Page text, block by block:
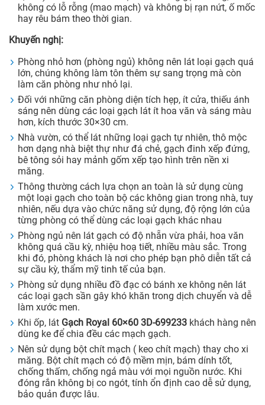
không có lỗ rỗng (mao mạch) và không bị rạn nứt, ố mốc
hay rêu bám theo thời gian.
Khuyến nghị:
Phòng nhỏ hơn (phòng ngủ) không nên lát loại gạch quá
lớn, chúng không làm tôn thêm sự sang trọng mà còn
làm căn phòng như nhỏ lại.
Đối với những căn phòng diện tích hẹp, ít cửa, thiếu ánh
sáng nên dùng các loại gạch lát ít hoa văn và sáng màu
hơn, kích thước 30×30 cm.
Nhà vườn, có thể lát những loại gạch tự nhiên, thô mộc
hơn dạng nhà biệt thự như đá chẻ, gạch đinh xếp đứng,
bê tông sỏi hay mảnh gốm xếp tạo hình trên nền xi
măng.
Thông thường cách lựa chọn an toàn là sử dụng cùng
một loại gạch cho toàn bộ các không gian trong nhà, tuy
nhiên, nếu dựa vào chức năng sử dụng, độ rộng lớn của
từng phòng có thể dùng các loại gạch khác nhau
Phòng ngủ nên lát gạch có độ nhẵn vừa phải, hoa văn
không quá cầu kỳ, nhiệu hoạ tiết, nhiều màu sắc. Trong
khi đó, phòng khách là nơi cho phép bạn phô diễn tất cả
sự cầu kỳ, thẩm mỹ tinh tế của bạn.
Phòng sử dụng nhiều đồ đạc có bánh xe không nên lát
các loại gạch sần gây khó khăn trong dịch chuyển và dễ
làm xước men.
Khi ốp, lát Gạch Royal 60×60 3D-699233 khách hàng nên
dùng ke để chia đều các mạch gạch.
Nên sử dụng bột chít mạch ( keo chít mạch) thay cho xi
măng. Bột chít mạch có độ mềm mịn, bám dính tốt,
chống thấm, chống ngả màu với mọi nguồn nước. Khi
đóng rắn không bị co ngót, tính ổn định cao dễ sử dụng,
bảo quản được lâu.